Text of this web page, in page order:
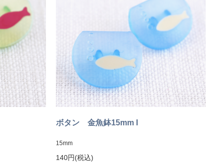
ボタン 金魚鉢15mm I
15mm
140円(税込)